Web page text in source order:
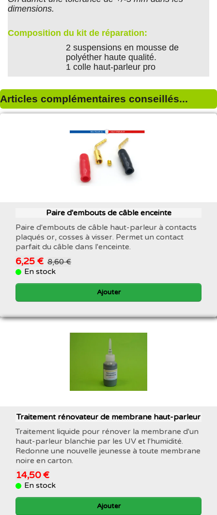
dimensions.
Composition du kit de réparation:
2 suspensions en mousse de
polyéther haute qualité.
1 colle haut-parleur pro
Articles complémentaires conseillés...
Paire d'embouts de câble enceinte
Paire d'embouts de câble haut-parleur à contacts
plaqués or, cosses à visser. Permet un contact
parfait du câble dans l'enceinte.
6,25 € 8,60 €
En stock
Ajouter
Traitement rénovateur de membrane haut-parleur
Traitement liquide pour rénover la membrane d'un
haut-parleur blanchie par les UV et l'humidité.
Redonne une nouvelle jeunesse à toute membrane
noire en carton.
14,50 €
En stock
Ajouter